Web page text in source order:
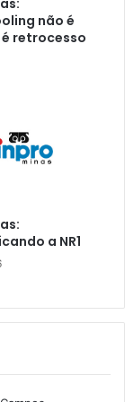
não é
retrocesso
a NR1